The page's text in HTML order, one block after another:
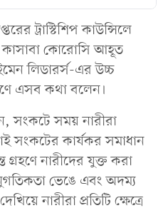
ট্রাস্টিশিপ কাউন্সিলে
কাসাবা কোরোসি আহূত
লিডারর্স-এর উচ্চ
এসব কথা বলেন।
সংকটে সময় নারীরা
সংকটের কার্যকর সমাধান
গ্রহণে নারীদের যুক্ত করা
ভেঙে এবং অদম্য
নারীরা প্রতিটি ক্ষেত্রে